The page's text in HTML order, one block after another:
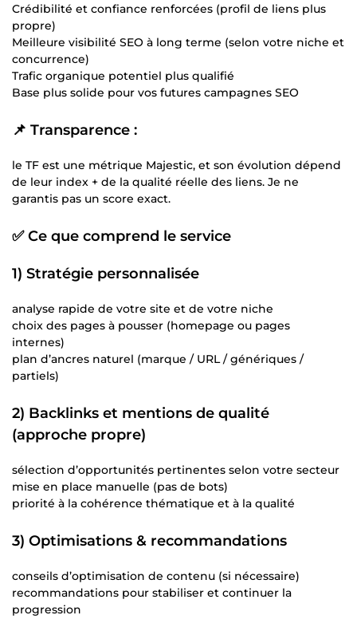
Crédibilité et confiance renforcées (profil de liens plus
propre)
Meilleure visibilité SEO à long terme (selon votre niche et
concurrence)
Trafic organique potentiel plus qualifié
Base plus solide pour vos futures campagnes SEO
📌 Transparence :
le TF est une métrique Majestic, et son évolution dépend
de leur index + de la qualité réelle des liens. Je ne
garantis pas un score exact.
✅ Ce que comprend le service
1) Stratégie personnalisée
analyse rapide de votre site et de votre niche
choix des pages à pousser (homepage ou pages
internes)
plan d’ancres naturel (marque / URL / génériques /
partiels)
2) Backlinks et mentions de qualité
(approche propre)
sélection d’opportunités pertinentes selon votre secteur
mise en place manuelle (pas de bots)
priorité à la cohérence thématique et à la qualité
3) Optimisations & recommandations
conseils d’optimisation de contenu (si nécessaire)
recommandations pour stabiliser et continuer la
progression